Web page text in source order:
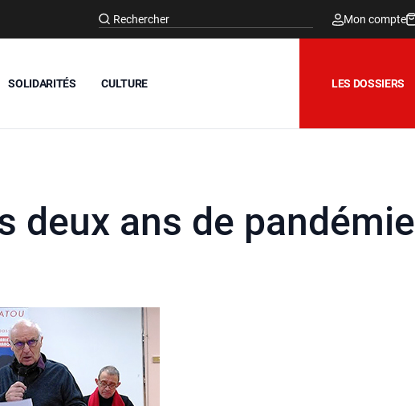
Mon compte
SOLIDARITÉS CULTURE LES DOSSIERS
deux ans de pandémie